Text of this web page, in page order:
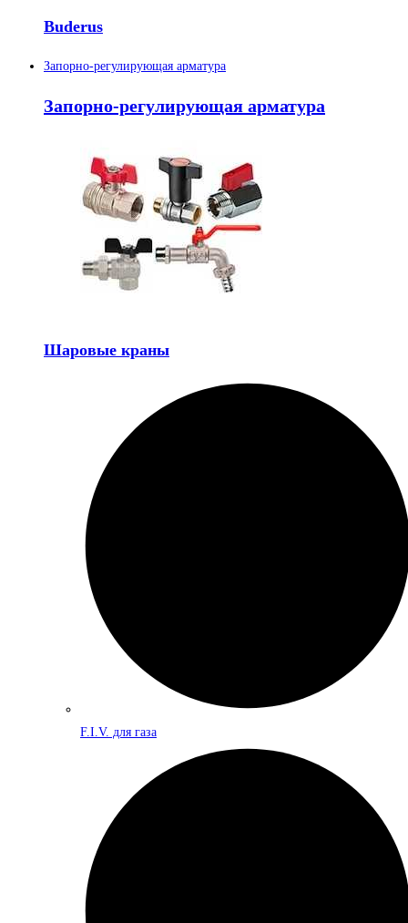
Buderus
Запорно-регулирующая арматура
Запорно-регулирующая арматура
Шаровые краны
F.I.V. для газа